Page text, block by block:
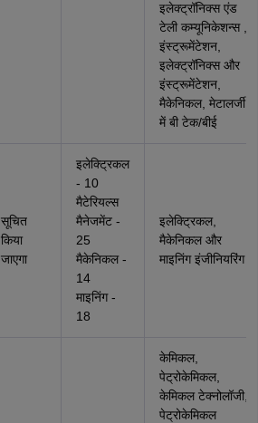
इलेक्‍ट्रॉनिक्‍स एंड
टेली कम्‍यूनिकेशन्‍स ,
इंस्ट्रूमेंटेशन,
इलेक्ट्रॉनिक्स और
इंस्ट्रूमेंटेशन,
मैकेनिकल, मेटालर्जी
में बी टेक/बीई
सूचित
किया
जाएगा
इलेक्ट्रिकल
- 10
मैटेरियल्स
मैनेजमेंट -
25
मैकेनिकल -
14
माइनिंग -
18
इलेक्ट्रिकल,
मैकेनिकल और
माइनिंग इंजीनियरिंग
केमिकल,
पेट्रोकेमिकल,
केमिकल टेक्‍नोलॉजी,
पेट्रोकेमिकल